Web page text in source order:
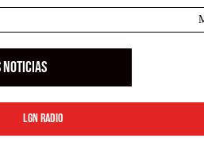
LGN Radio